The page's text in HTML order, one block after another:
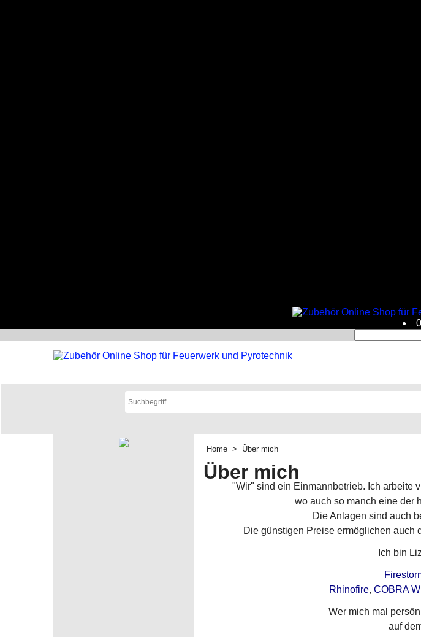
0
Home > Über mich
Über mich
"Wir" sind ein Einmannbetrieb. Ich arbeite
wo auch so manch eine der
Die Anlagen sind auch
Die günstigen Preise ermöglichen auch
Ich bin
Rhinofire, COBRA
Wer mich mal
auf